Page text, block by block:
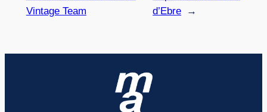
Vintage Team
d’Ebre
→